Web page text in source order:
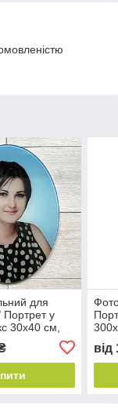
для
Портрет у
30х40 см,
від